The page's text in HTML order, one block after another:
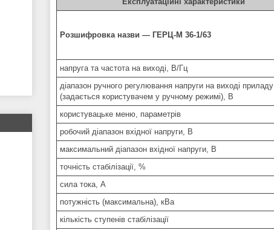
Розшифровка назви — ГЕРЦ-М 36-1/63
напруга та частота на виході, В/Гц
діапазон ручного регулювання напруги на виході приладу
(задається користувачем у ручному режимі), В
користувацьке меню, параметрів
робочий діапазон вхідної напруги, В
максимальний діапазон вхідної напруги, В
точність стабілізації, %
сила тока, А
потужність (максимальна), кВа
кількість ступенів стабілізації